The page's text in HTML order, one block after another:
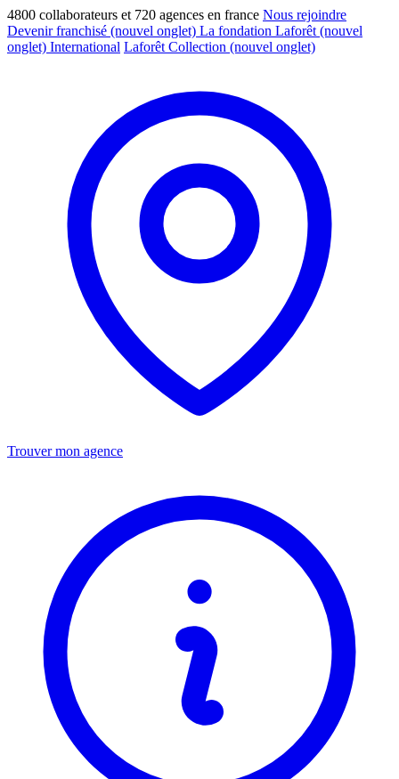
4800 collaborateurs et 720 agences en france Nous rejoindre
Devenir franchisé (nouvel onglet) La fondation Laforêt (nouvel
onglet) International Laforêt Collection (nouvel onglet)
Trouver mon agence